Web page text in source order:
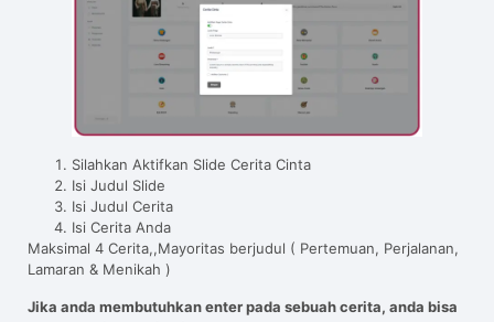
Silahkan Aktifkan Slide Cerita Cinta
Isi Judul Slide
Isi Judul Cerita
Isi Cerita Anda
Maksimal 4 Cerita,,Mayoritas berjudul ( Pertemuan, Perjalanan,
Lamaran & Menikah )
Jika anda membutuhkan enter pada sebuah cerita, anda bisa